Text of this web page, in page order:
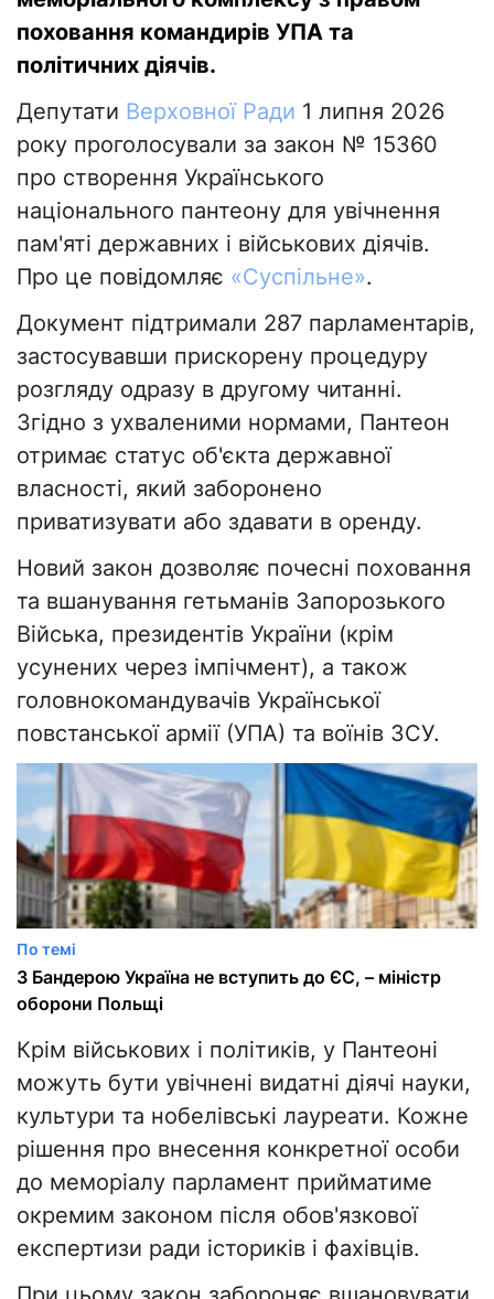
поховання командирів УПА та
політичних діячів.
Депутати Верховної Ради 1 липня 2026
року проголосували за закон № 15360
про створення Українського
національного пантеону для увічнення
пам'яті державних і військових діячів.
Про це повідомляє «Суспільне».
Документ підтримали 287 парламентарів,
застосувавши прискорену процедуру
розгляду одразу в другому читанні.
Згідно з ухваленими нормами, Пантеон
отримає статус об'єкта державної
власності, який заборонено
приватизувати або здавати в оренду.
Новий закон дозволяє почесні поховання
та вшанування гетьманів Запорозького
Війська, президентів України (крім
усунених через імпічмент), а також
головнокомандувачів Української
повстанської армії (УПА) та воїнів ЗСУ.
По темі
З Бандерою Україна не вступить до ЄС, – міністр
оборони Польщі
Крім військових і політиків, у Пантеоні
можуть бути увічнені видатні діячі науки,
культури та нобелівські лауреати. Кожне
рішення про внесення конкретної особи
до меморіалу парламент прийматиме
окремим законом після обов'язкової
експертизи ради істориків і фахівців.